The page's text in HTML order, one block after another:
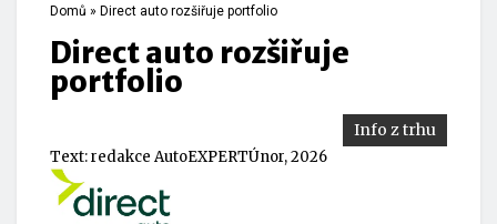
Domů » Direct auto rozšiřuje portfolio
Direct auto rozšiřuje
portfolio
Info z trhu
Text:redakce AutoEXPERTÚnor, 2026